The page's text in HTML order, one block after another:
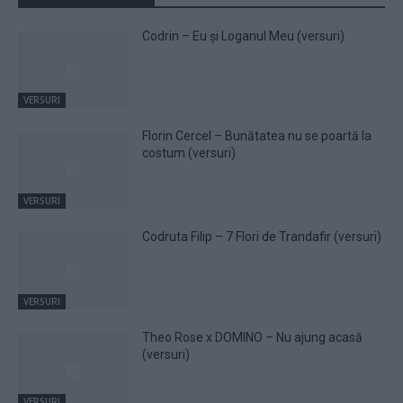
VERSURI
Codrin – Eu și Loganul Meu (versuri)
VERSURI
Florin Cercel – Bunătatea nu se poartă la
costum (versuri)
VERSURI
Codruta Filip – 7 Flori de Trandafir (versuri)
Theo Rose x DOMINO – Nu ajung acasă
(versuri)